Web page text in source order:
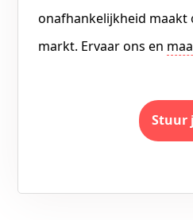
onafhankelijkheid maakt
markt. Ervaar ons en